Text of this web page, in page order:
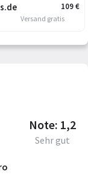
109€
Versand gratis
Note: 1,2
Sehr gut